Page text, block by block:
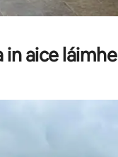
in aice láimhe